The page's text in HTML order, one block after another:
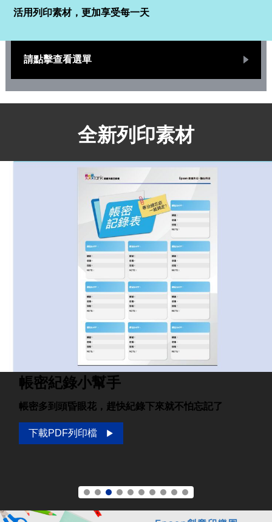
活用列印素材，更加享受每一天
請點擊查看選單
全新列印素材
密紀錄小幫手
密多到頭昏眼花，趕快紀錄下來就不怕忘記了
下載PDF列印檔